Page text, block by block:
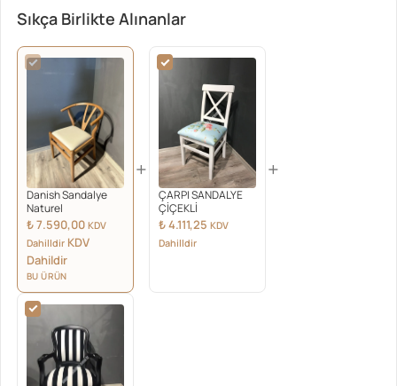
Sıkça Birlikte Alınanlar
Danish Sandalye
Naturel
₺7.590,00 KDV
Dahilldir KDV
Dahildir
BU ÜRÜN
+
ÇARPI SANDALYE
ÇİÇEKLİ
₺4.111,25 KDV
Dahilldir
+